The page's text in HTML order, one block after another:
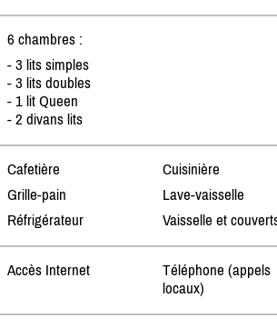
6 chambres :
- 3 lits simples
- 3 lits doubles
- 1 lit Queen
- 2 divans lits
Cafetière Cuisinière
Grille-pain
Lave-vaisselle
Réfrigérateur
Vaisselle et
Accès Internet
Téléphone (appels
locaux)